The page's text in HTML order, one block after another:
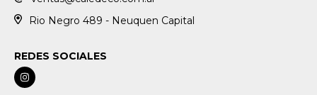
Rio Negro 489 - Neuquen Capital
REDES SOCIALES